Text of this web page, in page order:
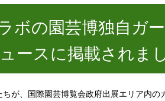
ボの園芸博独自ガ
ースに掲載されま
が、国際園芸博覧会政府出展エリア内の